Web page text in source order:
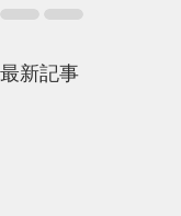
最新記事